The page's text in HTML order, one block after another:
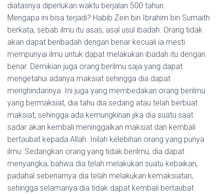
diatasnya diperlukan waktu berjalan 500 tahun.
Mengapa ini bisa terjadi? Habib Zein bin Ibrahim bin Sumaith
berkata, sebab ilmu itu asas, asal usul ibadah. Orang tidak
akan dapat beribadah dengan benar kecuali ia mesti
mempunyai ilmu untuk dapat melakukan ibadah itu dengan
benar. Demikian juga orang berilmu saja yang dapat
mengetahui adanya maksiat sehingga dia dapat
menghindarinya. Ini juga yang membedakan orang berilmu
yang bermaksiat, dia tahu dia sedang atau telah berbuat
maksiat, sehingga ada kemungkinan jika dia suatu saat
sadar akan kembali meninggalkan maksiat dan kembali
bertaubat kepada Allah. Inilah kelebihan orang yang punya
ilmu. Sedangkan orang yang tidak berilmu, dia dapat
menyangka, bahwa dia telah melakukan suatu kebaikan,
padahal sebenarnya dia telah melakukan kemaksiatan,
sehingga selamanya dia tidak dapat kembali bertaubat